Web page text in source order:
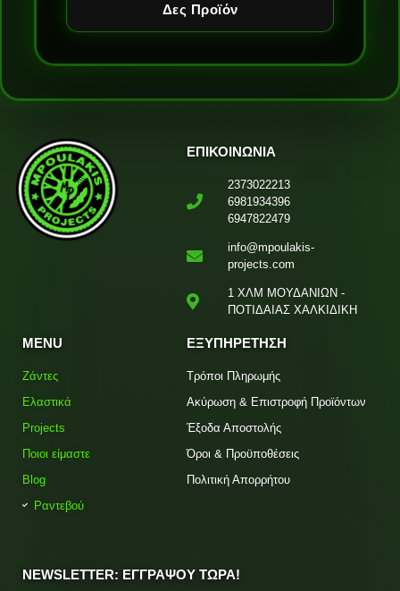
Δες Προϊόν
ΕΠΙΚΟΙΝΩΝΙΑ
2373022213
6981934396
6947822479
info@mpoulakis-
projects.com
1 ΧΛΜ ΜΟΥΔΑΝΙΩΝ -
ΠΟΤΙΔΑΙΑΣ ΧΑΛΚΙΔΙΚΗ
MENU
Ζάντες
Ελαστικά
Projects
Ποιοι είμαστε
Blog
Ραντεβού
ΕΞΥΠΗΡΕΤΗΣΗ
Τρόποι Πληρωμής
Ακύρωση & Επιστροφή Προϊόντων
Έξοδα Αποστολής
Όροι & Προϋποθέσεις
Πολιτική Απορρήτου
NEWSLETTER: ΕΓΓΡΑΨΟΥ ΤΩΡΑ!